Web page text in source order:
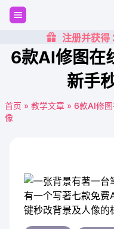
注册并获
6款AI修图在
新手
首页 » 教学文章 » 6款AI修
像